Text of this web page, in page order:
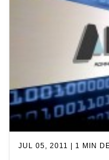
JUL 05, 2011 | 1 MIN